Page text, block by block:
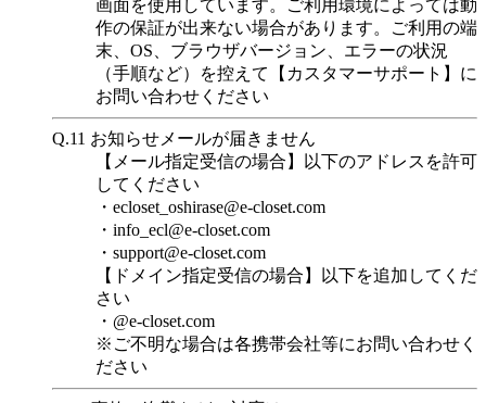
画面を使用しています。ご利用環境によっては動
作の保証が出来ない場合があります。ご利用の端
末、OS、ブラウザバージョン、エラーの状況
（手順など）を控えて【カスタマーサポート】に
お問い合わせください
Q.11 お知らせメールが届きません
【メール指定受信の場合】以下のアドレスを許可
してください
・ecloset_oshirase@e-closet.com
・info_ecl@e-closet.com
・support@e-closet.com
【ドメイン指定受信の場合】以下を追加してくだ
さい
・@e-closet.com
※ご不明な場合は各携帯会社等にお問い合わせく
ださい